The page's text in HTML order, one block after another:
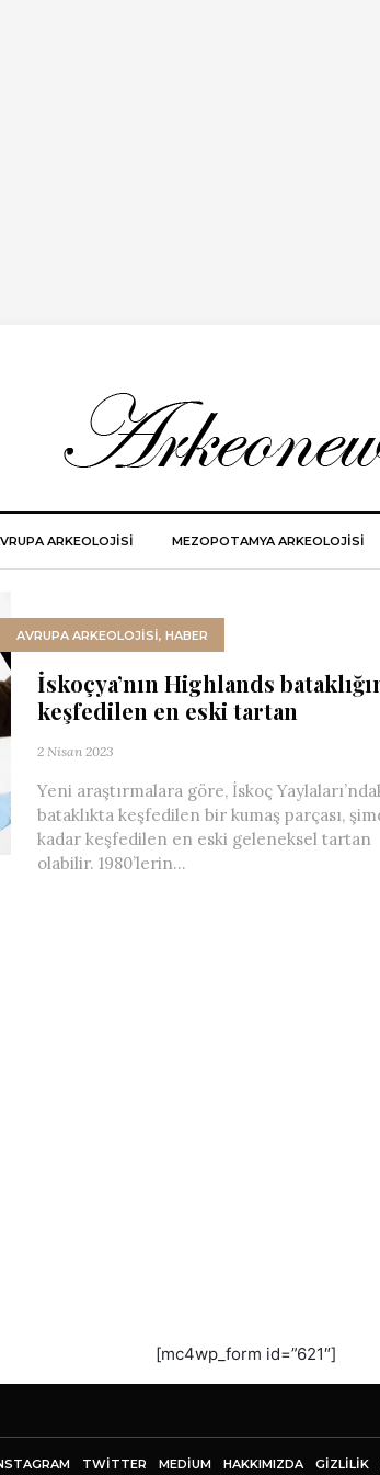
ARKEOLOJISI MEZOPOTAMYA ARKEOLOJISI
AVRUPA ARKEOLOJISI, HABER
İskoçya’nın Highlands
keşfedilen en eski tartan
2 Nisan 2023
Yeni araştırmalara göre, İskoç
bataklıkta keşfedilen bir kumaş parçası,
kadar keşfedilen en eski geleneksel tartan
olabilir. 1980’lerin...
[mc4wp_form id=”621″]
TWITTER MEDIUM HAKKIMIZDA GİZLİLİK